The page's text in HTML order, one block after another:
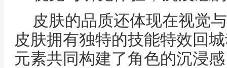
皮肤的品质还体现在视觉
皮肤拥有独特的技能特效回
元素共同构建了角色的沉浸